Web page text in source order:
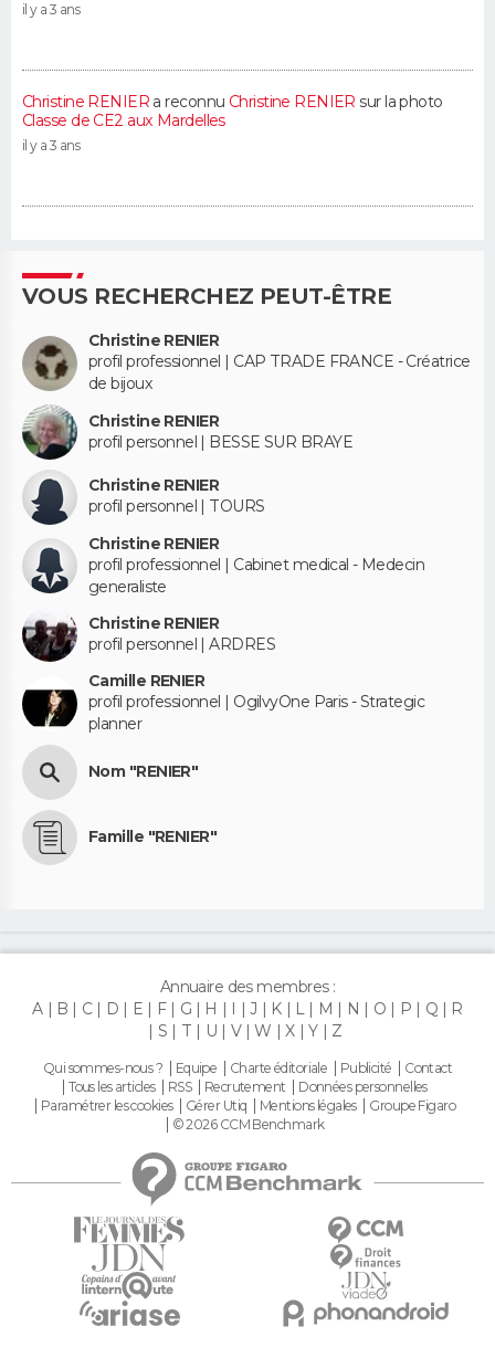
il y a 3 ans
Christine RENIER a reconnu Christine RENIER sur la photo
Classe de CE2 aux Mardelles
il y a 3 ans
VOUS RECHERCHEZ PEUT-ÊTRE
Christine RENIER
profil professionnel | CAP TRADE FRANCE - Créatrice
de bijoux
Christine RENIER
profil personnel | BESSE SUR BRAYE
Christine RENIER
profil personnel | TOURS
Christine RENIER
profil professionnel | Cabinet medical - Medecin
generaliste
Christine RENIER
profil personnel | ARDRES
Camille RENIER
profil professionnel | OgilvyOne Paris - Strategic
planner
Nom "RENIER"
Famille "RENIER"
Annuaire des membres :
A
B C D E F G H I J K L M N O P Q
R
S
T U V W X Y Z
Qui sommes-nous ? Equipe Charte éditoriale Publicité
Contact
Tous les articles
RSS Recrutement
Données personnelles
Paramétrer les cookies
Gérer Utiq Mentions légales
Groupe Figaro
© 2026 CCM Benchmark